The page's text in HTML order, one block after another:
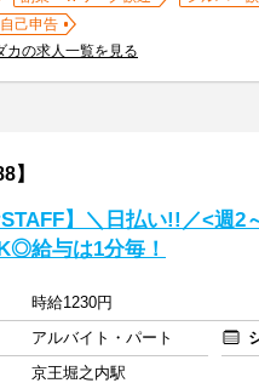
己申告
カの求人一覧を見る
】
STAFF】＼日払い!!／<週
給与は1分毎！
時給1230円
アルバイト・パート
京王堀之内駅